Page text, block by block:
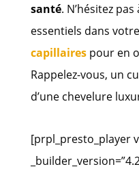
santé. N’hésitez
essentiels dans
capillairespour en
Rappelez-vous, un
d’une chevelure
[prpl_presto_player